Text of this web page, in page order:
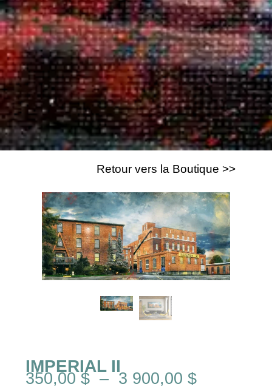
Retour vers la Boutique >>
IMPERIAL II
350,00 $ – 3 900,00 $